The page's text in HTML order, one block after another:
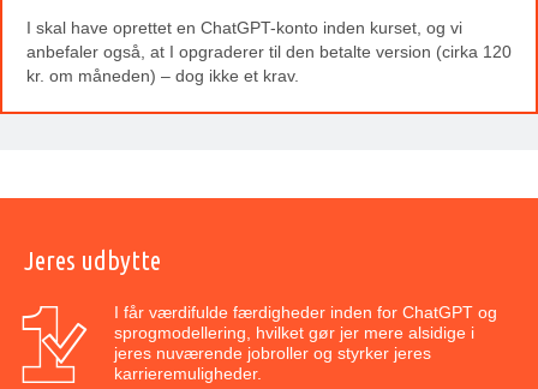
I skal have oprettet en ChatGPT-konto inden kurset, og vi
anbefaler også, at I opgraderer til den betalte version (cirka 120
kr. om måneden) – dog ikke et krav.
Jeres udbytte
I får værdifulde færdigheder inden for ChatGPT og
sprogmodellering, hvilket gør jer mere alsidige i
jeres nuværende jobroller og styrker jeres
karrieremuligheder.